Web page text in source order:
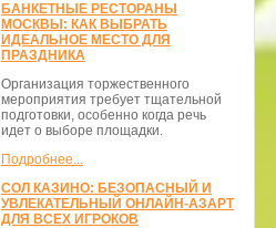
БАНКЕТНЫЕ РЕСТОРАНЫ
МОСКВЫ: КАК ВЫБРАТЬ
ИДЕАЛЬНОЕ МЕСТО ДЛЯ
ПРАЗДНИКА
Организация торжественного
мероприятия требует тщательной
подготовки, особенно когда речь
идет о выборе площадки.
Подробнее...
СОЛ КАЗИНО: БЕЗОПАСНЫЙ И
УВЛЕКАТЕЛЬНЫЙ ОНЛАЙН-АЗАРТ
ДЛЯ ВСЕХ ИГРОКОВ